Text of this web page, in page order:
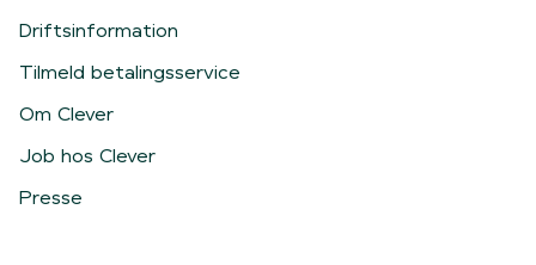
Driftsinformation
Tilmeld betalingsservice
Om Clever
Job hos Clever
Presse